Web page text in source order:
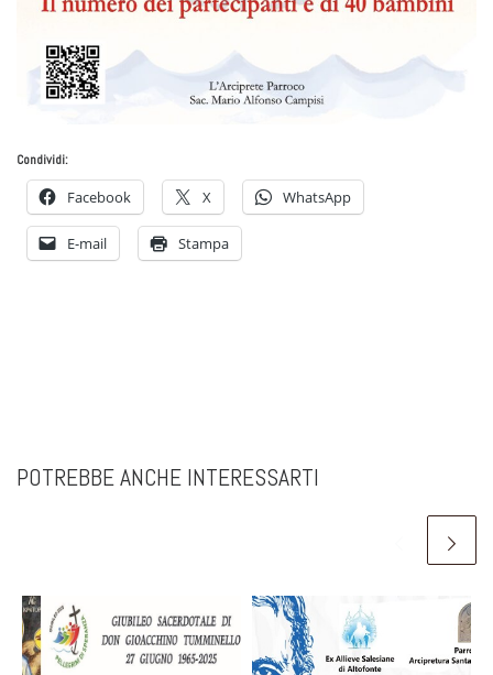
Condividi:
Facebook X WhatsApp
E-mail Stampa
POTREBBE ANCHE INTERESSARTI